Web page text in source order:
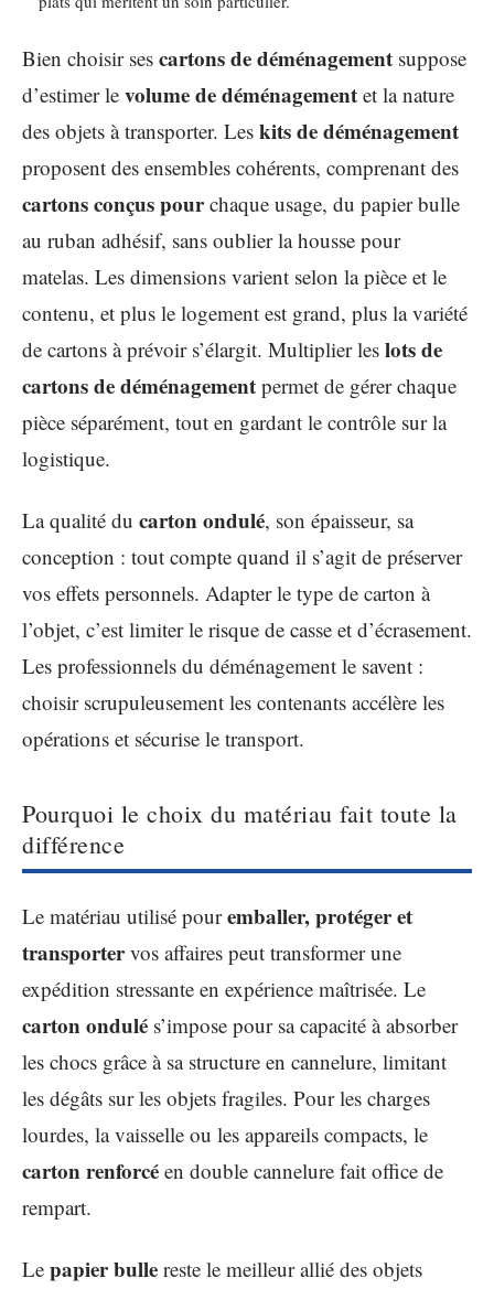
Bien choisir ses cartons de déménagement suppose
d’estimer le volume de déménagement et la nature
des objets à transporter. Les kits de déménagement
proposent des ensembles cohérents, comprenant des
cartons conçus pourchaque usage, du papier bulle
au ruban adhésif, sans oublier la housse pour
matelas. Les dimensions varient selon la pièce et le
contenu, et plus le logement est grand, plus la variété
de cartons à prévoir s’élargit. Multiplier les lots de
cartons de déménagement permet de gérer chaque
pièce séparément, tout en gardant le contrôle sur la
logistique.
La qualité du carton ondulé, son épaisseur, sa
conception : tout compte quand il s’agit de préserver
vos effets personnels. Adapter le type de carton à
l’objet, c’est limiter le risque de casse et d’écrasement.
Les professionnels du déménagement le savent :
choisir scrupuleusement les contenants accélère les
opérations et sécurise le transport.
Pourquoi le choix du matériau fait toute la
différence
Le matériau utilisé pouremballer, protéger et
transportervos affaires peut transformer une
expédition stressante en expérience maîtrisée. Le
carton ondulé s’impose pour sa capacité à absorber
les chocs grâce à sa structure en cannelure, limitant
les dégâts sur les objets fragiles. Pour les charges
lourdes, la vaisselle ou les appareils compacts, le
carton renforcé en double cannelure fait office de
rempart.
Le papier bulle reste le meilleur allié des objets